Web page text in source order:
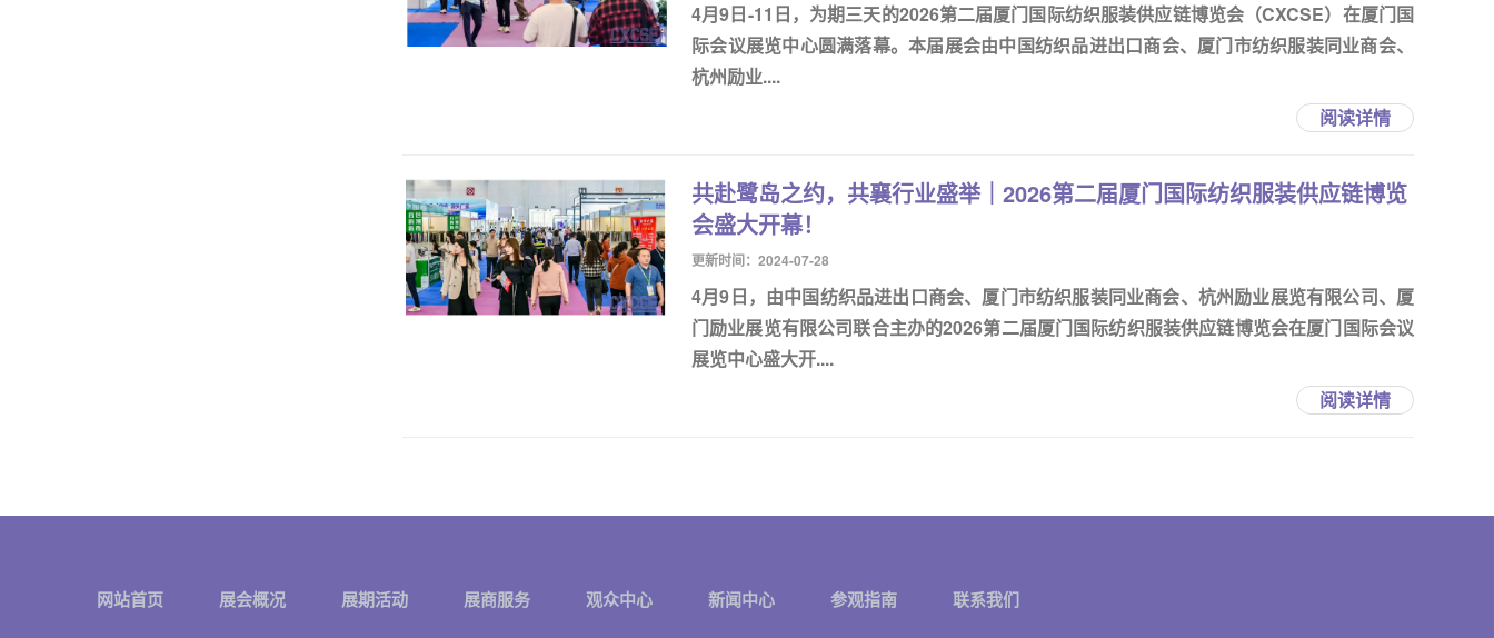
4月9日-11日，为期三天的2026第二届厦门国际纺织服装供应链博览会（CXCSE）在厦门国
际会议展览中心圆满落幕。本届展会由中国纺织品进出口商会、厦门市纺织服装同业商会、
杭州励业....
阅读详情
共赴鹭岛之约，共襄行业盛举｜2026第二届厦门国际纺织服装供应链博览
会盛大开幕！
更新时间：2024-07-28
4月9日，由中国纺织品进出口商会、厦门市纺织服装同业商会、杭州励业展览有限公司、厦
门励业展览有限公司联合主办的2026第二届厦门国际纺织服装供应链博览会在厦门国际会议
展览中心盛大开....
阅读详情
网站首页 展会概况 展期活动 展商服务 观众中心 新闻中心 参观指南 联系我们